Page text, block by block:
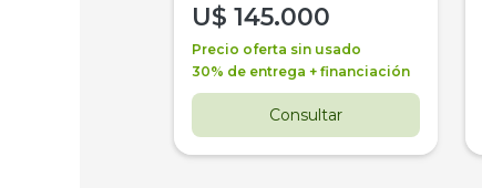
U$ 145.000
Precio oferta sin usado
30% de entrega + financiación
Consultar